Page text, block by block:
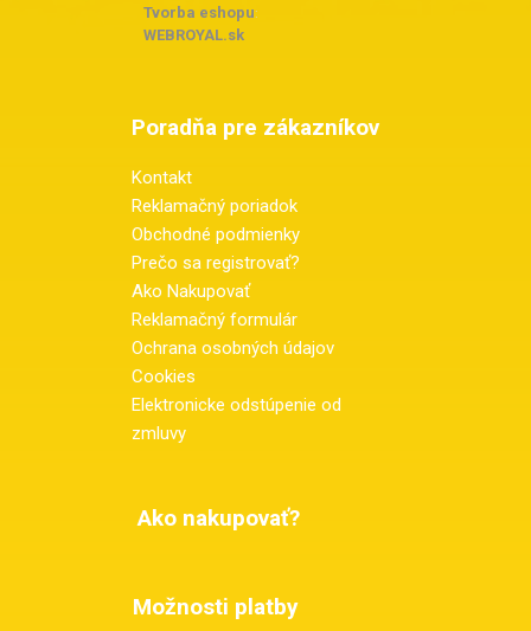
Tvorba eshopu:
WEBROYAL.sk
Poradňa pre zákazníkov
Kontakt
Reklamačný poriadok
Obchodné podmienky
Prečo sa registrovať?
Ako Nakupovať
Reklamačný formulár
Ochrana osobných údajov
Cookies
Elektronicke odstúpenie od
zmluvy
Ako nakupovať?
Možnosti platby